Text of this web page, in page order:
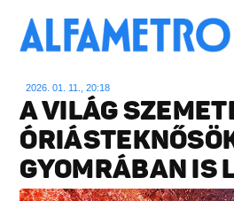
2026. 01. 11., 20:18
A VILÁG
GYOMRÁBAN IS